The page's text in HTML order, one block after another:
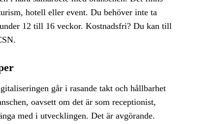
hotell eller event. Du behöver inte ta
12 till 16 veckor. Kostnadsfri? Du kan till
går i rasande takt och hållbarhet
oavsett om det är som receptionist,
med i utvecklingen. Det är avgörande.